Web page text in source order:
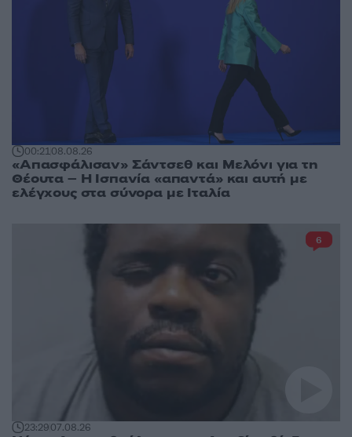
00:2108.08.26
«Απασφάλισαν» Σάντσεθ και Μελόνι για τη
Θέουτα – Η Ισπανία «απαντά» και αυτή με
ελέγχους στα σύνορα με Ιταλία
23:2907.08.26
6